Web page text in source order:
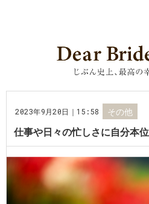
2023年9月20日｜15:58 その他
仕事や日々の忙しさに自分本